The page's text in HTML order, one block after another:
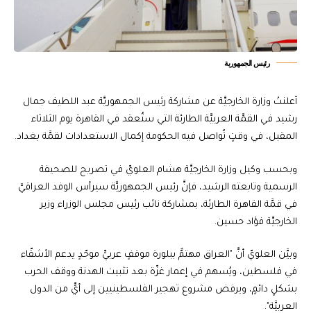
رئيس الجمهورية
أعلنتْ وزارة الخارجيَّة عن مشاركة رئيس الجمهوريَّة عبد اللطيف جمال
رشيد في القمَّة العربيَّة الطارئة التي ستُعقد في القاهرة يوم الثلاثاء
المقبل، في وقتٍ تُواصل فيه الحكومة إكمال الاستعدادات لقمَّة بغداد.
وبحسب وكيل وزارة الخارجيَّة هشام العلويّ في تصريح للصحيفة
الرسمية وتابعته الرشيد، فإنَّ رئيس الجمهوريَّة سيرأس الوفد العراقيَّ
في قمَّة القاهرة الطارئة، بمشاركة نائب رئيس مجلس الوزراء وزير
الخارجيَّة فؤاد حسين.
وبيَّن العلويّ أنَّ "العراق مهتمٌّ ببلورة موقفٍ عربيٍّ موحّدٍ يدعم الأشقّاء
في فلسطين، ويُسهم في إعمار غزّة بعد تثبيت الهدنة ووقف الحرب
بشكلٍ دائمٍ، ويرفض مشروع تهجير الفلسطينيين إلى أيٍّ من الدول
العربيَّة".